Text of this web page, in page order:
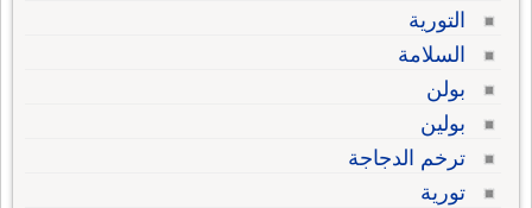
التورية
السلامة
بولن
بولين
ترخم الدجاجة
تورية